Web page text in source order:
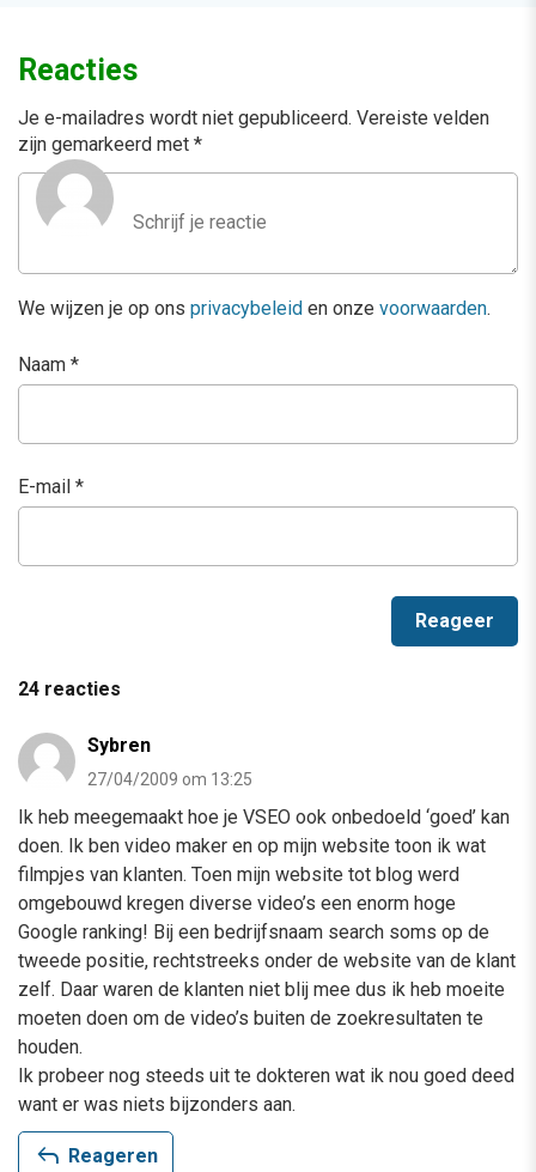
Reacties
Je e-mailadres wordt niet gepubliceerd. Vereiste velden
zijn gemarkeerd met *
We wijzen je op ons privacybeleid en onze voorwaarden.
Naam *
E-mail *
24 reacties
Sybren
27/04/2009 om 13:25
Ik heb meegemaakt hoe je VSEO ook onbedoeld ‘goed’ kan
doen. Ik ben video maker en op mijn website toon ik wat
filmpjes van klanten. Toen mijn website tot blog werd
omgebouwd kregen diverse video’s een enorm hoge
Google ranking! Bij een bedrijfsnaam search soms op de
tweede positie, rechtstreeks onder de website van de klant
zelf. Daar waren de klanten niet blij mee dus ik heb moeite
moeten doen om de video’s buiten de zoekresultaten te
houden.
Ik probeer nog steeds uit te dokteren wat ik nou goed deed
want er was niets bijzonders aan.
reply Reageren